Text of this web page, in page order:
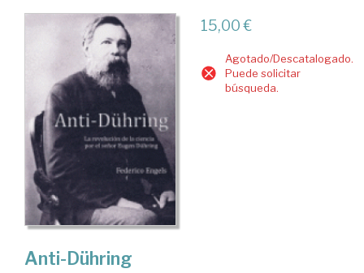
15,00 €
Agotado/Descatalogado.
Puede solicitar
búsqueda.
Anti-Dühring